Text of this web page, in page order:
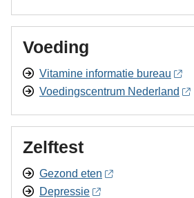
Voeding
Vitamine informatie bureau
Voedingscentrum Nederland
Zelftest
Gezond eten
Depressie